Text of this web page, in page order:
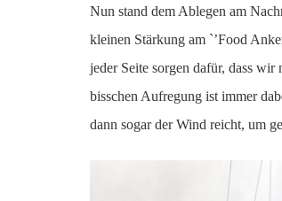
Nun stand dem Ablegen am
kleinen Stärkung am `’Food
jeder Seite sorgen dafür, dass
bisschen Aufregung ist immer
dann sogar der Wind reicht, um